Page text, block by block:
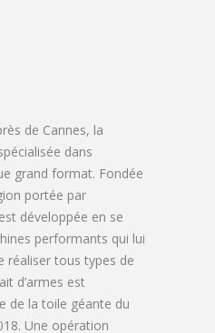
de Cannes, la
dans
grand format. Fondée
portée par
développée en se
performants qui lui
réaliser tous types de
d’armes est
de la toile géante du
Une opération